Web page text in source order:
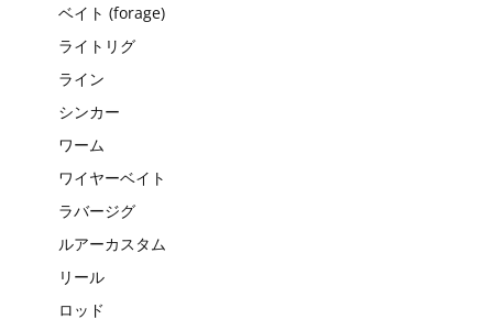
ベイト (forage)
ライトリグ
ライン
シンカー
ワーム
ワイヤーベイト
ラバージグ
ルアーカスタム
リール
ロッド